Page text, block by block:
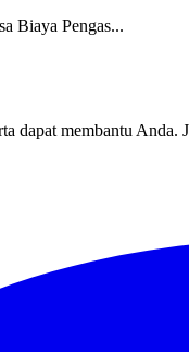
Biaya Pengas...
membantu